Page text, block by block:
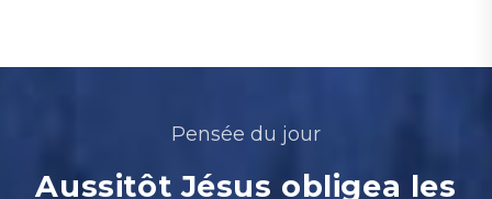
Pensée du jour
Aussitôt Jésus obligea les